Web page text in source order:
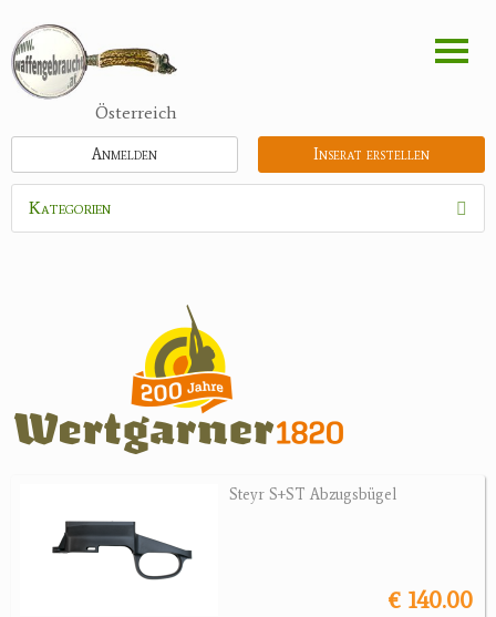
zum
Inhalt
Österreich
Inserat erstellen
Anmelden
Kategorien
Schrotmunition
Büchsenpatronen
Faustfeuerwaffen
Randfeuerwaffen
Optik
Steyr S+ST Abzugsbügel
€ 140.00